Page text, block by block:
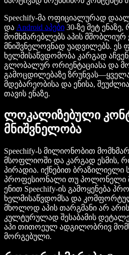
Speechify-მა ოფიციალურად
და Android აპები 30-ზე მეტ
მომხმარებლებს აპის მშობლიურ
მნიშვნელოვნად უადვილებს. ეს
ხელმისაწვდომობა კარგად
გლობალურ ორიენტაციასა და
გამოცდილებაზე
მდებარეობისა და ენისა,
თავის ენაზე.
ლოკალიზებული
მნიშვნელობა
Speechify-ს მილიონობით
მსოფლიოში და კარგად ესმის,
პირადია. იქნებით ბრაზილიელი
პროფესიონალი თუ პოლონელი
ენით Speechify-ის გამოყენება
ხელმისაწვდომსა და
მხოლოდ აპის თარგმანი არ
კულტურულად შესაბამის
აპი თითოეულ ადგილობრივ
მორგებული.